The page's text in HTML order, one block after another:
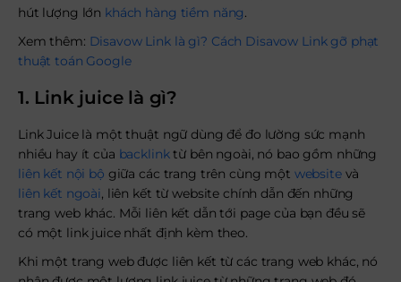
hút lượng lớn khách hàng tiềm năng.
Xem thêm: Disavow Link là gì? Cách Disavow Link gỡ phạt
thuật toán Google
1. Link juice là gì?
Link Juice là một thuật ngữ dùng để đo lường sức mạnh
nhiều hay ít của backlinktừ bên ngoài, nó bao gồm những
liên kết nội bộ giữa các trang trên cùng một websitevà
liên kết ngoài, liên kết từ website chính dẫn đến những
trang web khác. Mỗi liên kết dẫn tới page của bạn đều sẽ
có một link juice nhất định kèm theo.
Khi một trang web được liên kết từ các trang web khác, nó